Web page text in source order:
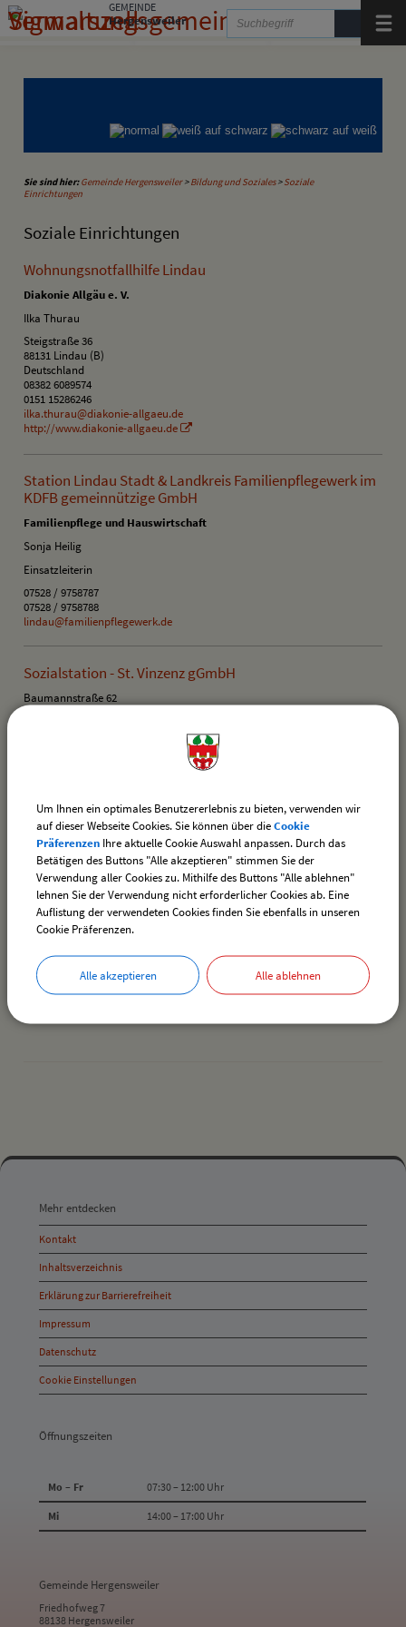
Zum Inhalt zur Navigationoder springen.
GEMEINDE
Hergensweiler
Gemeinde Hergensweiler Gemeinde Sigmarszell Gemeinde Weißensberg
Sie sind hier: Gemeinde Hergensweiler>Bildung und Soziales>Soziale
Einrichtungen
Soziale Einrichtungen
Wohnungsnotfallhilfe Lindau
Diakonie Allgäu e. V.
Ilka Thurau
Steigstraße 36
88131 Lindau (B)
Deutschland
08382 6089574
0151 15286246
ilka.thurau@diakonie-allgaeu.de
http://www.diakonie-allgaeu.de
Station Lindau Stadt & Landkreis Familienpflegewerk im
KDFB gemeinnützige GmbH
Familienpflege und Hauswirtschaft
Sonja Heilig
Einsatzleiterin
07528 / 9758787
07528 / 9758788
lindau@familienpflegewerk.de
Sozialstation - St. Vinzenz gGmbH
Baumannstraße 62
Haus St. Severin - Pflegeheim
Dammstraße 3
88145 Opfenbach
http://www.st.anna-hilfe.de/standort/pflegeheim-
opfenbach/index.html
Sozialstation Lindau (B) e.V.
Leiblachstraße 8 A
88138 Lindau (B.)
08382/96740
http://www.sozialstation-lindau.de
entdecken,
Öffnungszeiten
und
Anschrift
und
Kontakt
Mehr entdecken
Kontakt
Inhaltsverzeichnis
Erklärung zur Barrierefreiheit
Impressum
Datenschutz
Cookie Einstellungen
Öffnungszeiten
Mo – Fr 07:30 – 12:00 Uhr
Mi 14:00 – 17:00 Uhr
Gemeinde Hergensweiler
Friedhofweg 7
88138 Hergensweiler
Um Ihnen ein optimales Benutzererlebnis zu bieten, verwenden wir
auf dieser Webseite Cookies. Sie können über dieCookie
Präferenzen Ihre aktuelle Cookie Auswahl anpassen. Durch das
Betätigen des Buttons "Alle akzeptieren" stimmen Sie der
Verwendung aller Cookies zu. Mithilfe des Buttons "Alle ablehnen"
lehnen Sie der Verwendung nicht erforderlicher Cookies ab. Eine
Auflistung der verwendeten Cookies finden Sie ebenfalls in unseren
Cookie Präferenzen.
Alle akzeptieren Alle ablehnen